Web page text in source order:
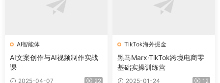
AI智能体
AI文案创作与AI视频制作实战
课
2025-04-07 22
TikTok海外掘金
黑马Marx·TikTok跨境电商零
基础实操训练营
2025-01-24 12